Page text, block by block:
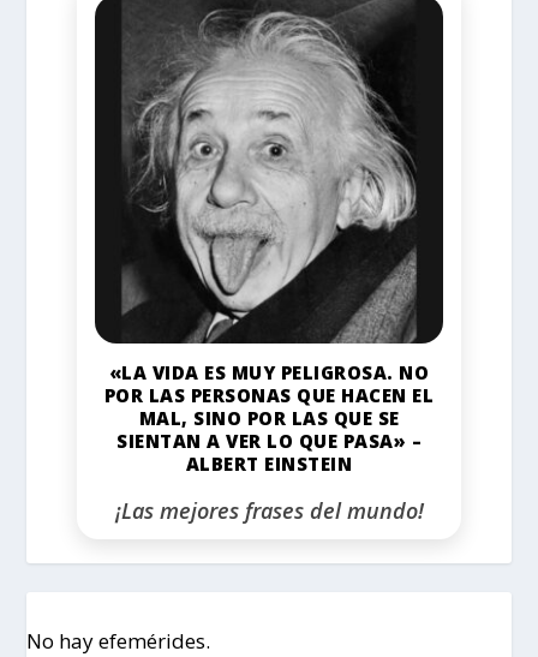
«LA VIDA ES MUY PELIGROSA. NO
POR LAS PERSONAS QUE HACEN EL
MAL, SINO POR LAS QUE SE
SIENTAN A VER LO QUE PASA» –
ALBERT EINSTEIN
¡Las mejores frases del mundo!
No hay efemérides.